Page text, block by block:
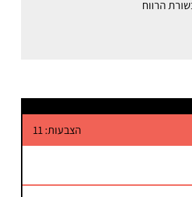
הצבעות: 11